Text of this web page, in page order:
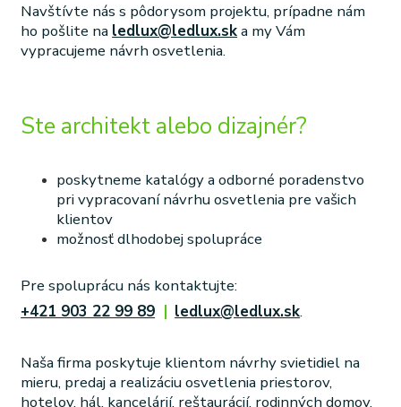
Navštívte nás s pôdorysom projektu, prípadne nám
ho pošlite na ledlux@ledlux.ska my Vám
vypracujeme návrh osvetlenia.
Ste architekt alebo dizajnér?
poskytneme katalógy a odborné poradenstvo
pri vypracovaní návrhu osvetlenia pre vašich
klientov
možnosť dlhodobej spolupráce
Pre spoluprácu nás kontaktujte:
+421 903 22 99 89 | ledlux@ledlux.sk.
Naša firma poskytuje klientom návrhy svietidiel na
mieru, predaj a realizáciu osvetlenia priestorov,
hotelov, hál, kancelárií, reštaurácií, rodinných domov,